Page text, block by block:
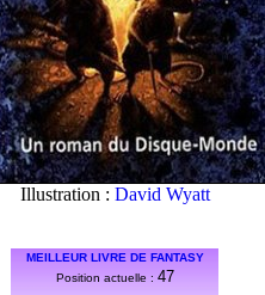
Illustration : David Wyatt
MEILLEUR LIVRE DE FANTASY
Position actuelle : 47